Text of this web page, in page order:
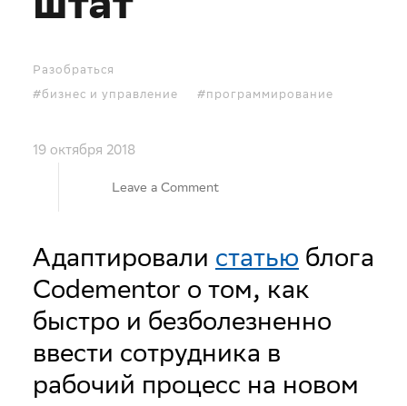
Разобраться
#бизнес и управление
#программирование
19 октября 2018
Leave a Commenton
идей
для
онбординга
Адаптировали статью блога
Codementor о том, как
быстро и безболезненно
ввести сотрудника в
рабочий процесс на новом